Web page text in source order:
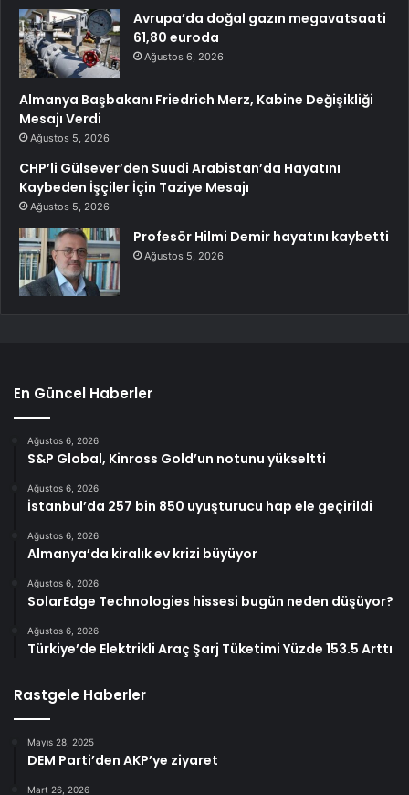
Avrupa’da doğal gazın megavatsaati
61,80 euroda
Ağustos 6, 2026
Almanya Başbakanı Friedrich Merz, Kabine Değişikliği
Mesajı Verdi
Ağustos 5, 2026
CHP’li Gülsever’den Suudi Arabistan’da Hayatını
Kaybeden İşçiler İçin Taziye Mesajı
Ağustos 5, 2026
Profesör Hilmi Demir hayatını kaybetti
Ağustos 5, 2026
En Güncel Haberler
Ağustos 6, 2026
S&P Global, Kinross Gold’un notunu yükseltti
Ağustos 6, 2026
İstanbul’da 257 bin 850 uyuşturucu hap ele geçirildi
Ağustos 6, 2026
Almanya’da kiralık ev krizi büyüyor
Ağustos 6, 2026
SolarEdge Technologies hissesi bugün neden düşüyor?
Ağustos 6, 2026
Türkiye’de Elektrikli Araç Şarj Tüketimi Yüzde 153.5 Arttı
Rastgele Haberler
Mayıs 28, 2025
DEM Parti’den AKP’ye ziyaret
Mart 26, 2026